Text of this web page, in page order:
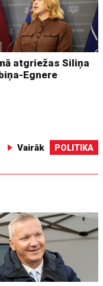
atgriežas Siliņa
Egnere
Vairāk POLITIKA